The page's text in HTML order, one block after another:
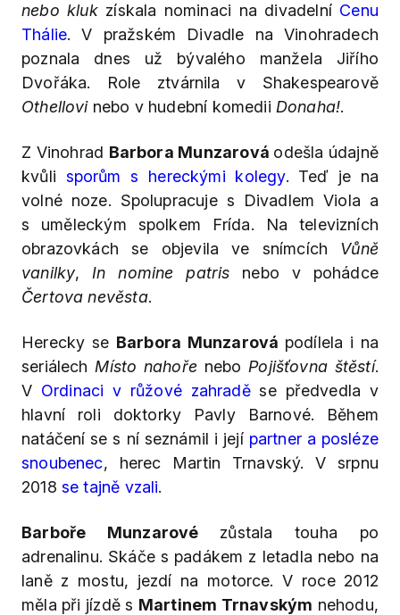
nebo klukzískala nominaci na divadelní Cenu
Thálie. V pražském Divadle na Vinohradech
poznala dnes už bývalého manžela Jiřího
Dvořáka. Role ztvárnila v Shakespearově
Othellovinebo v hudební komedii Donaha!.
Z Vinohrad Barbora Munzarová odešla údajně
kvůli sporům s hereckými kolegy. Teď je na
volné noze. Spolupracuje s Divadlem Viola a
s uměleckým spolkem Frída. Na televizních
obrazovkách se objevila ve snímcích Vůně
vanilky, In nomine patris nebo v pohádce
Čertova nevěsta.
Herecky se Barbora Munzarová podílela i na
seriálech Místo nahoře nebo Pojišťovna štěstí.
V Ordinaci v růžové zahraděse předvedla v
hlavní roli doktorky Pavly Barnové. Během
natáčení se s ní seznámil i její partner a posléze
snoubenec, herec Martin Trnavský. V srpnu
2018 se tajně vzali.
Barboře Munzarové zůstala touha po
adrenalinu. Skáče s padákem z letadla nebo na
laně z mostu, jezdí na motorce. V roce 2012
měla při jízdě s Martinem Trnavským nehodu,